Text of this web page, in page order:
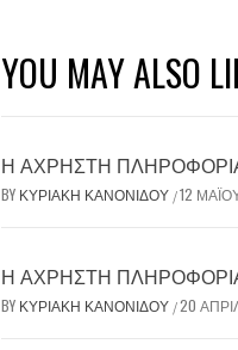
YOU MAY ALSO
Η ΆΧΡΗΣΤΗ
BY ΚΥΡΙΑΚΉ ΚΑΝΟΝΊΔΟΥ /12
Η ΆΧΡΗΣΤΗ
BY ΚΥΡΙΑΚΉ ΚΑΝΟΝΊΔΟΥ /20